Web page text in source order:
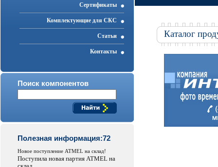
Cертификаты
Комплектующие для СКС
Статьи
Контакты
Поиск компонентов
Полезная информация:72
Новое поступление ATMEL на склад!
Поступила новая партия ATMEL на
Каталог